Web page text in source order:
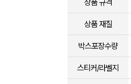
상품 규격
상품 재질
박스포장수량
스티커/라벨지